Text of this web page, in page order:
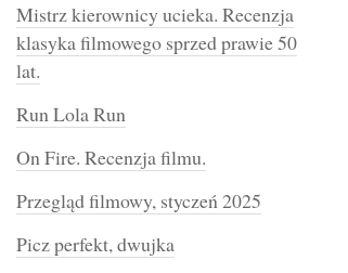
Mistrz kierownicy ucieka. Recenzja
klasyka filmowego sprzed prawie 50
lat.
Run Lola Run
On Fire. Recenzja filmu.
Przegląd filmowy, styczeń 2025
Picz perfekt, dwujka